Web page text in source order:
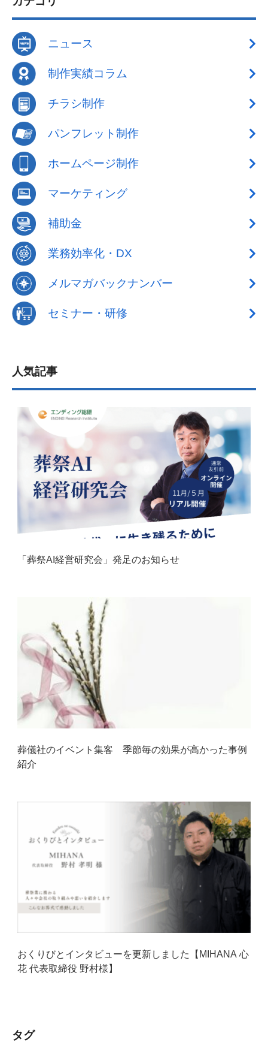
ニュース
制作実績コラム
チラシ制作
パンフレット制作
ホームページ制作
マーケティング
補助金
業務効率化・DX
メルマガバックナンバー
セミナー・研修
人気記事
「葬祭AI経営研究会」発足のお知らせ
葬儀社のイベント集客 季節毎の効果が高かった事例
紹介
おくりびとインタビューを更新しました【MIHANA 心
花 代表取締役 野村様】
タグ